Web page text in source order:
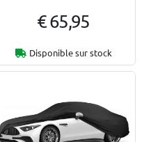
€ 65,95
Disponible sur stock